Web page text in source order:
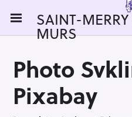
i
SAINT-
MURS
Photo
Pixabay